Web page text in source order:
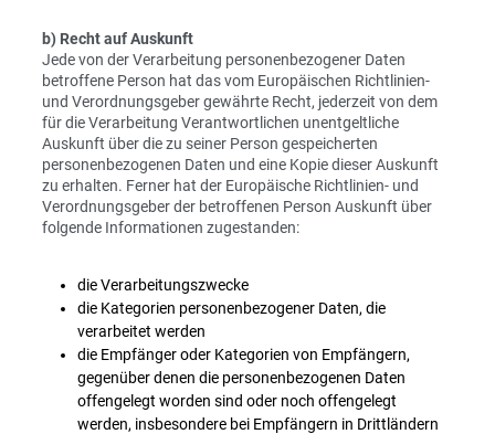
b) Recht auf Auskunft
Jede von der Verarbeitung personenbezogener Daten
betroffene Person hat das vom Europäischen Richtlinien-
und Verordnungsgeber gewährte Recht, jederzeit von dem
für die Verarbeitung Verantwortlichen unentgeltliche
Auskunft über die zu seiner Person gespeicherten
personenbezogenen Daten und eine Kopie dieser Auskunft
zu erhalten. Ferner hat der Europäische Richtlinien- und
Verordnungsgeber der betroffenen Person Auskunft über
folgende Informationen zugestanden:
die Verarbeitungszwecke
die Kategorien personenbezogener Daten, die
verarbeitet werden
die Empfänger oder Kategorien von Empfängern,
gegenüber denen die personenbezogenen Daten
offengelegt worden sind oder noch offengelegt
werden, insbesondere bei Empfängern in Drittländern